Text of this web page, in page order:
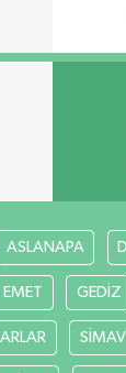
ASLANAPA
EMET GEDİZ
SİMAV